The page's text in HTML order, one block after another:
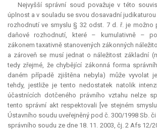
Nejvyšší správní soud považuje v této
úplnost a v souladu se svou dosavadní
rozhodnutí ve smyslu § 32 odst. 7 d. ř. je možno
daňové rozhodnutí, které – kumulativně –
zákonem taxativně stanovených zákonných
a zároveň se musí jednat o náležitost základní
tedy zřejmé, že chybějící zákonná forma
daném případě zjištěna nebyla) může vyvolat
tehdy, jestliže je tento nedostatek natolik
účastnících dotčeného právního vztahu nelze
tento správní akt respektovali [ve stejném
Ústavního soudu uveřejněný pod č. 300/1998 Sb.
správního soudu ze dne 18. 11. 2003, čj. 2 Afs 12/